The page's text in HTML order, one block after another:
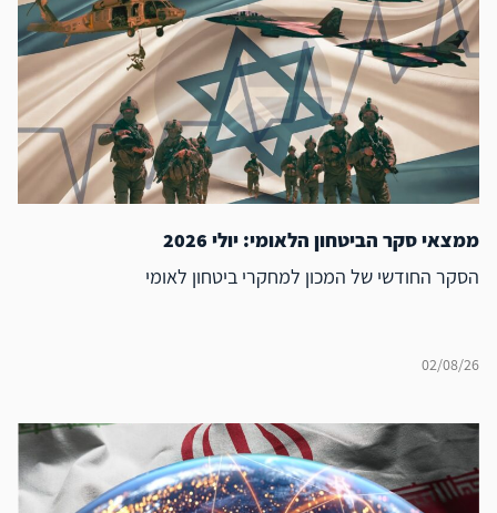
ממצאי סקר הביטחון הלאומי: יולי 2026
הסקר החודשי של המכון למחקרי ביטחון לאומי
02/08/26